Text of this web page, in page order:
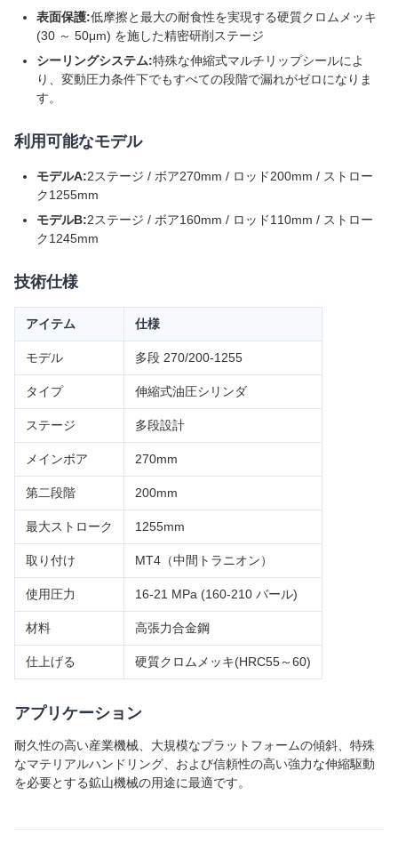
表面保護:低摩擦と最大の耐食性を実現する硬質クロムメッキ
(30 ～ 50μm) を施した精密研削ステージ
シーリングシステム:特殊な伸縮式マルチリップシールによ
り、変動圧力条件下でもすべての段階で漏れがゼロになりま
す。
利用可能なモデル
モデルA:2ステージ / ボア270mm / ロッド200mm / ストロー
ク1255mm
モデルB:2ステージ / ボア160mm / ロッド110mm / ストロー
ク1245mm
技術仕様
アイテム 仕様
モデル 多段 270/200-1255
タイプ 伸縮式油圧シリンダ
ステージ 多段設計
メインボア 270mm
第二段階 200mm
最大ストローク 1255mm
取り付け MT4（中間トラニオン）
使用圧力 16-21 MPa (160-210 バール)
材料 高張力合金鋼
仕上げる 硬質クロムメッキ(HRC55～60)
アプリケーション
耐久性の高い産業機械、大規模なプラットフォームの傾斜、特殊
なマテリアルハンドリング、および信頼性の高い強力な伸縮駆動
を必要とする鉱山機械の用途に最適です。